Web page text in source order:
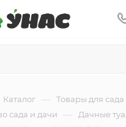
Каталог — Товары для сада
сада и дачи — Дачные